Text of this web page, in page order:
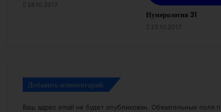
28.10.2017
Нумерология 31
23.10.2017
Добавить комментарий
Ваш адрес email не будет опубликован. Обязательные поля